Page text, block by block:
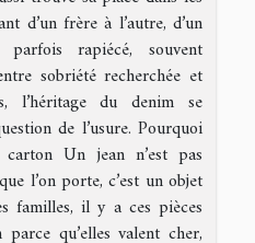
d’un frère à l’autre, d’un
rapiécé, souvent
sobriété recherchée et
l’héritage du denim se
de l’usure. Pourquoi
Un jean n’est pas
l’on porte, c’est un objet
familles, il y a ces pièces
qu’elles valent cher,